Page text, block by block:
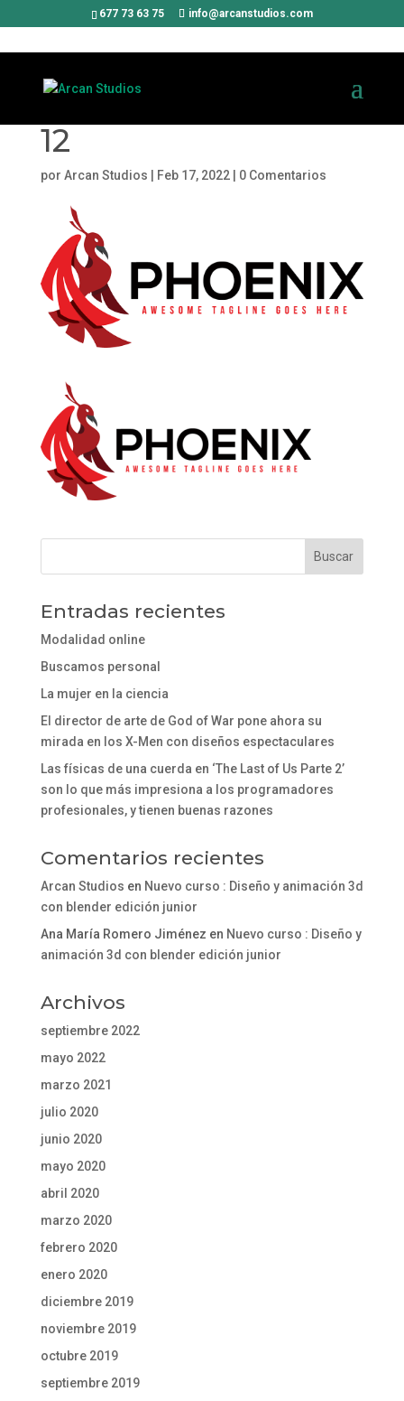
677 73 63 75 info@arcanstudios.com
12
por Arcan Studios Feb 17, 2022| 0 Comentarios
Entradas recientes
Modalidad online
Buscamos personal
La mujer en la ciencia
El director de arte de God of War pone ahora su
mirada en los X-Men con diseños espectaculares
Las físicas de una cuerda en ‘The Last of Us Parte 2’
son lo que más impresiona a los programadores
profesionales, y tienen buenas razones
Comentarios recientes
Arcan Studios en Nuevo curso : Diseño y animación 3d
con blender edición junior
Ana María Romero Jiménez en Nuevo curso : Diseño y
animación 3d con blender edición junior
Archivos
septiembre 2022
mayo 2022
marzo 2021
julio 2020
junio 2020
mayo 2020
abril 2020
marzo 2020
febrero 2020
enero 2020
diciembre 2019
noviembre 2019
octubre 2019
septiembre 2019